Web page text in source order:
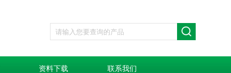
资料下载 联系我们